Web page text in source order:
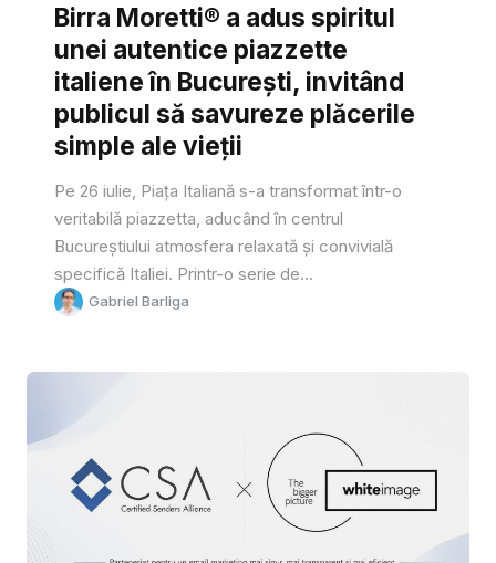
Birra Moretti® a adus spiritul
unei autentice piazzette
italiene în București, invitând
publicul să savureze plăcerile
simple ale vieții
Pe 26 iulie, Piața Italiană s-a transformat într-o
veritabilă piazzetta, aducând în centrul
Bucureștiului atmosfera relaxată și convivială
specifică Italiei. Printr-o serie de...
Gabriel Barliga